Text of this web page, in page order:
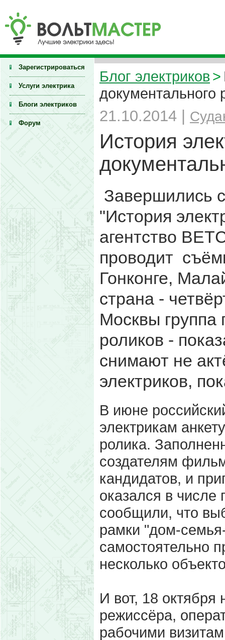
Зарегистрироваться
Услуги электрика
Блоги электриков
Форум
Блог электриков>
документального
21.10.2014 |
История
Завершились
"История
агентство
проводит
Гонконге,
страна -
Москвы
роликов -
снимают не
электриков,
В июне
электрикам
ролика.
создателям
кандидатов, и
оказался в числе
сообщили, что
рамки "дом-
самостоятельно
несколько
И вот, 18 октября
режиссёра,
рабочими